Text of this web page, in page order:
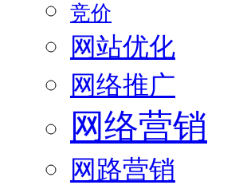
竞价
网站优化
网络推广
网络营销
网路营销